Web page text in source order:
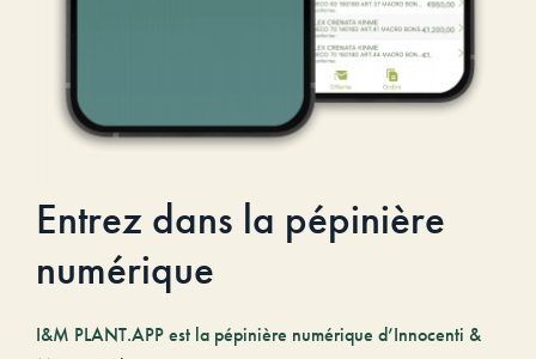
Entrez dans la pépinière
numérique
I&M PLANT.APP est la pépinière numérique d’Innocenti &